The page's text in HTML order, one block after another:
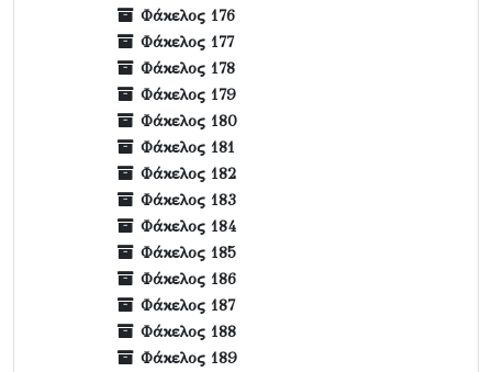
Φάκελος 176
Φάκελος 177
Φάκελος 178
Φάκελος 179
Φάκελος 180
Φάκελος 181
Φάκελος 182
Φάκελος 183
Φάκελος 184
Φάκελος 185
Φάκελος 186
Φάκελος 187
Φάκελος 188
Φάκελος 189